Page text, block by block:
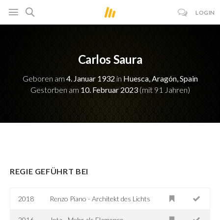
LOGIN
Carlos Saura
Geboren am 4. Januar 1932 in Huesca, Aragón, Spain
Gestorben am 10. Februar 2023(mit 91 Jahren)
REGIE GEFÜHRT BEI
2018 Renzo Piano - Architekt des Lichts